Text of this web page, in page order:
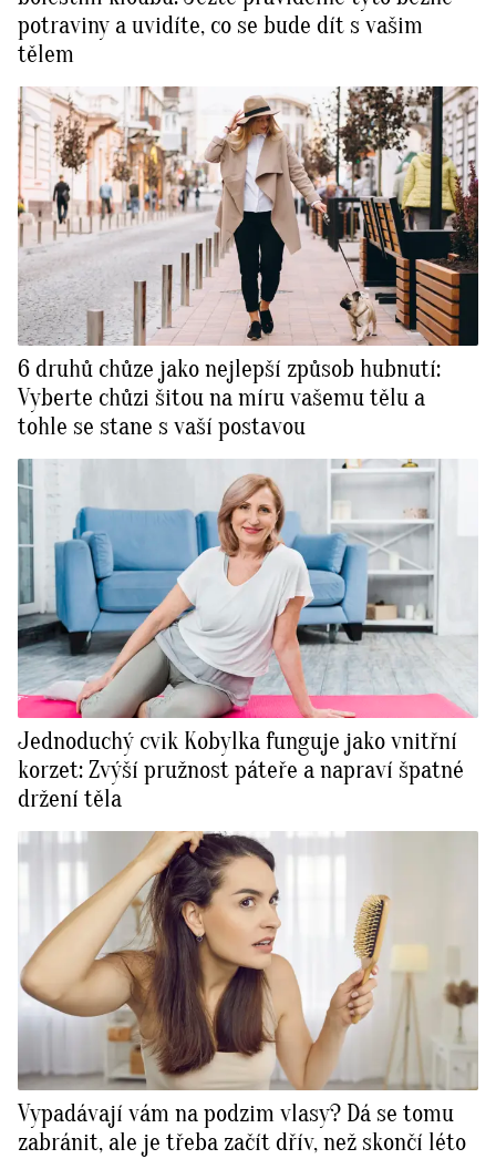
potraviny a uvidíte, co se bude dít s vašim
tělem
6 druhů chůze jako nejlepší způsob hubnutí:
Vyberte chůzi šitou na míru vašemu tělu a
tohle se stane s vaší postavou
Jednoduchý cvik Kobylka funguje jako vnitřní
korzet: Zvýší pružnost páteře a napraví špatné
držení těla
Vypadávají vám na podzim vlasy? Dá se tomu
zabránit, ale je třeba začít dřív, než skončí léto